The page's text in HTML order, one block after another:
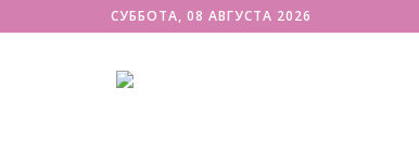
СУББОТА, 08 АВГУСТА 2026